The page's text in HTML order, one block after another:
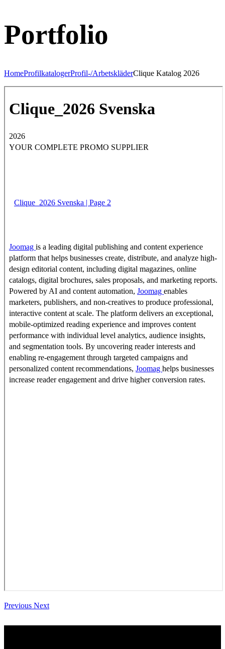
Portfolio
HomeProfilkatalogerProfil-/ArbetskläderClique Katalog 2026
Previous Next